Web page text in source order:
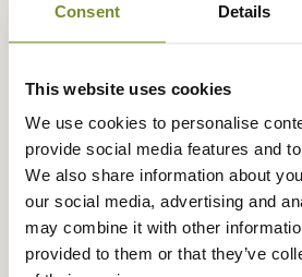
Consent Details
This website uses cookies
We use cookies to personalise
provide social media features and
We also share information about
our social media, advertising and
may combine it with other
provided to them or that they’ve
Informatique et
disposez d'un droit d'accès, de modification,
suppression des données qui vous
d'accès, adressez-vous au webmaster via le
Rejoignez la